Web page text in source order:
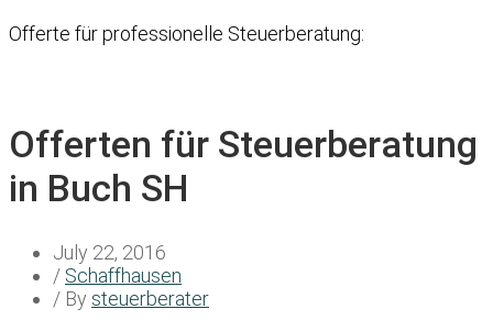
Offerte für professionelle Steuerberatung:
Offerten für Steuerberatung
in Buch SH
July 22, 2016
/ Schaffhausen
/ By steuerberater